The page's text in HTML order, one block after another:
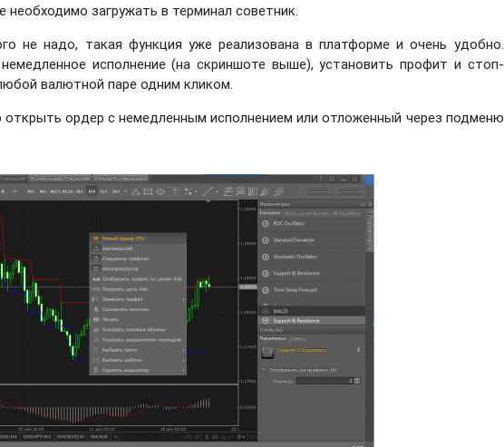
загружать в терминал советник.
не надо, такая функция уже реализована в платформе и очень удобно.
исполнение (на скриншоте выше), установить профит и стоп-
валютной паре одним кликом.
ордер с немедленным исполнением или отложенный через подменю